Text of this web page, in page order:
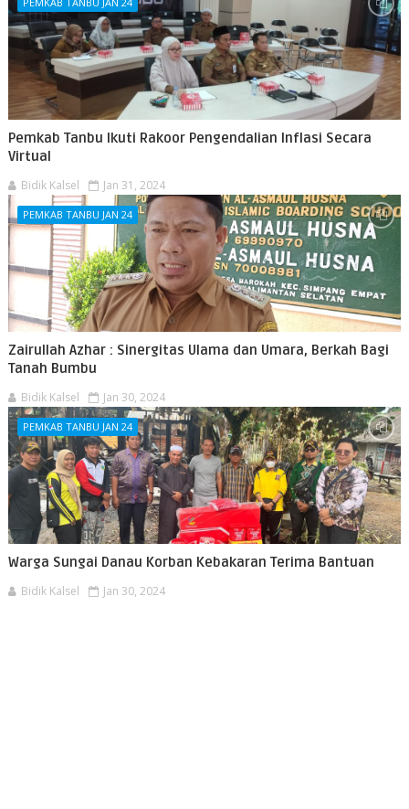
Pemkab Tanbu Ikuti Rakoor Pengendalian Inflasi Secara
Virtual
Bidik Kalsel Jan 31, 2024
PEMKAB TANBU JAN 24
Zairullah Azhar : Sinergitas Ulama dan Umara, Berkah Bagi
Tanah Bumbu
Bidik Kalsel Jan 30, 2024
PEMKAB TANBU JAN 24
Warga Sungai Danau Korban Kebakaran Terima Bantuan
Bidik Kalsel Jan 30, 2024